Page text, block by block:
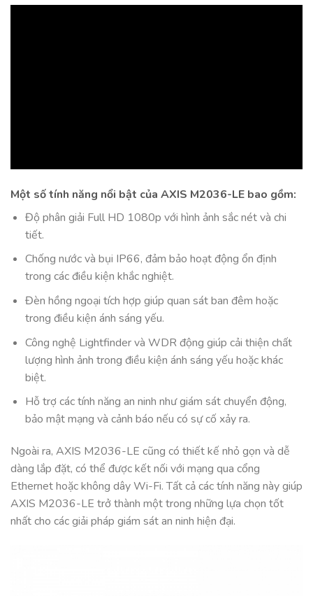
Một số tính năng nổi bật của AXIS M2036-LE bao gồm:
Độ phân giải Full HD 1080p với hình ảnh sắc nét và chi
tiết.
Chống nước và bụi IP66, đảm bảo hoạt động ổn định
trong các điều kiện khắc nghiệt.
Đèn hồng ngoại tích hợp giúp quan sát ban đêm hoặc
trong điều kiện ánh sáng yếu.
Công nghệ Lightfinder và WDR động giúp cải thiện chất
lượng hình ảnh trong điều kiện ánh sáng yếu hoặc khác
biệt.
Hỗ trợ các tính năng an ninh như giám sát chuyển động,
bảo mật mạng và cảnh báo nếu có sự cố xảy ra.
Ngoài ra, AXIS M2036-LE cũng có thiết kế nhỏ gọn và dễ
dàng lắp đặt, có thể được kết nối với mạng qua cổng
Ethernet hoặc không dây Wi-Fi. Tất cả các tính năng này giúp
AXIS M2036-LE trở thành một trong những lựa chọn tốt
nhất cho các giải pháp giám sát an ninh hiện đại.